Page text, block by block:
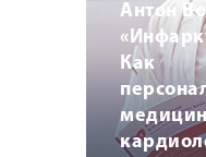
Антон
Как